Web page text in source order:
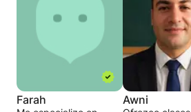
Farah Awni